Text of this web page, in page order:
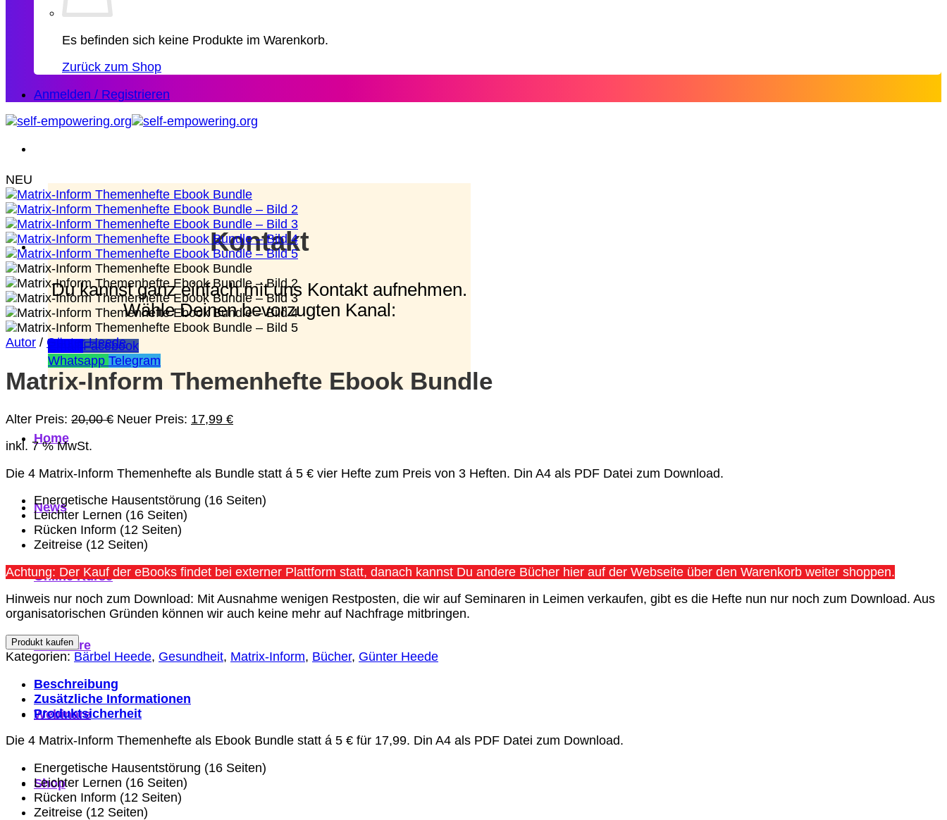
Es befinden sich keine Produkte im Warenkorb.
Zurück zum Shop
Anmelden / Registrieren
Kontakt
Du kannst ganz einfach mit uns Kontakt aufnehmen.
Wähle Deinen bevorzugten Kanal:
Facebook
Whatsapp Telegram
Home
News
Online Kurse
Seminare
Webinare
Shop
NEU
Autor / Günter Heede
Matrix-Inform Themenhefte Ebook Bundle
Alter Preis: 20,00€ Ursprünglicher
Neuer Preis: 17,99 €Aktueller
inkl. 7 % MwSt.
Die 4 Matrix-Inform Themenhefte als Bundle statt á 5 € vier Hefte zum Preis von 3 Heften. Din A4 als PDF Datei zum Download.
Energetische Hausentstörung (16 Seiten)
Leichter Lernen (16 Seiten)
Rücken Inform (12 Seiten)
Zeitreise (12 Seiten)
Achtung: Der Kauf der eBooks findet bei externer Plattform statt, danach kannst Du andere Bücher hier auf der Webseite über den Warenkorb weiter shoppen.
Hinweis nur noch zum Download: Mit Ausnahme wenigen Restposten, die wir auf Seminaren in Leimen verkaufen, gibt es die Hefte nun nur noch zum Download. Aus
organisatorischen Gründen können wir auch keine mehr auf Nachfrage mitbringen.
Produkt kaufen
Kategorien: Bärbel Heede, Gesundheit, Matrix-Inform, Bücher, Günter Heede
Beschreibung
Zusätzliche Informationen
Produktsicherheit
Die 4 Matrix-Inform Themenhefte als Ebook Bundle statt á 5 € für 17,99. Din A4 als PDF Datei zum Download.
Energetische Hausentstörung (16 Seiten)
Leichter Lernen (16 Seiten)
Rücken Inform (12 Seiten)
Zeitreise (12 Seiten)